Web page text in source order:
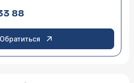
88
Обратиться